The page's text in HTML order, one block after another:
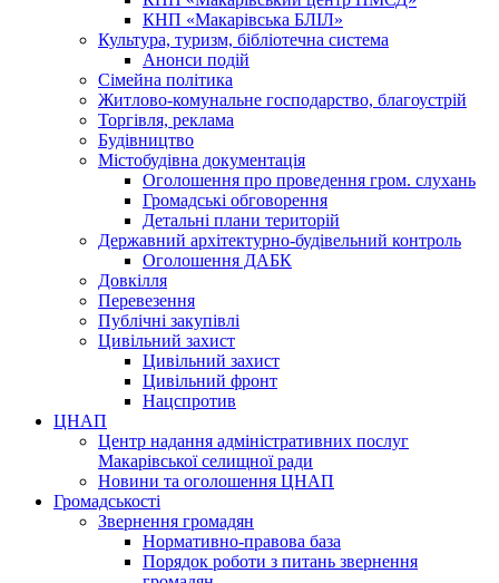
КНП «Макарівська БЛІЛ»
Культура, туризм, бібліотечна система
Анонси подій
Сімейна політика
Житлово-комунальне господарство, благоустрій
Торгівля, реклама
Будівництво
Містобудівна документація
Оголошення про проведення гром. слухань
Громадські обговорення
Детальні плани територій
Державний архітектурно-будівельний контроль
Оголошення ДАБК
Довкілля
Перевезення
Публічні закупівлі
Цивільний захист
Цивільний захист
Цивільний фронт
Нацспротив
ЦНАП
Центр надання адміністративних послуг
Макарівської селищної ради
Новини та оголошення ЦНАП
Громадськості
Звернення громадян
Нормативно-правова база
Порядок роботи з питань звернення